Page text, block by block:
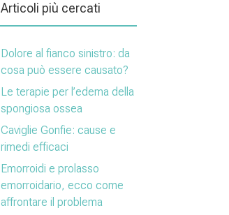
Articoli più cercati
Dolore al fianco sinistro: da
cosa può essere causato?
Le terapie per l’edema della
spongiosa ossea
Caviglie Gonfie: cause e
rimedi efficaci
Emorroidi e prolasso
emorroidario, ecco come
affrontare il problema